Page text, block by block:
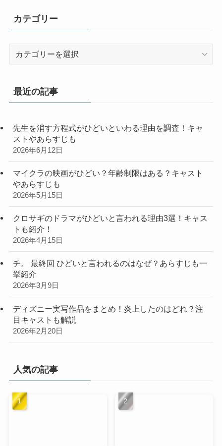
カテゴリー
リ
最近の記事
先生を消す方程式がひどいといわる理由を調査！キャ
ストやあらすじも
2026年6月12日
マイクラの映画がひどい？年齢制限はある？キャスト
やあらすじも
2026年5月15日
クロサギのドラマがひどいと言われる理由3選！キャス
トも紹介！
2026年4月15日
チ。 最終回 ひどいと言われるのはなぜ？あらすじも一
挙紹介
2026年3月9日
ディズニー実写作品をまとめ！炎上したのはどれ？注
目キャストも解説
2026年2月20日
人気の記事